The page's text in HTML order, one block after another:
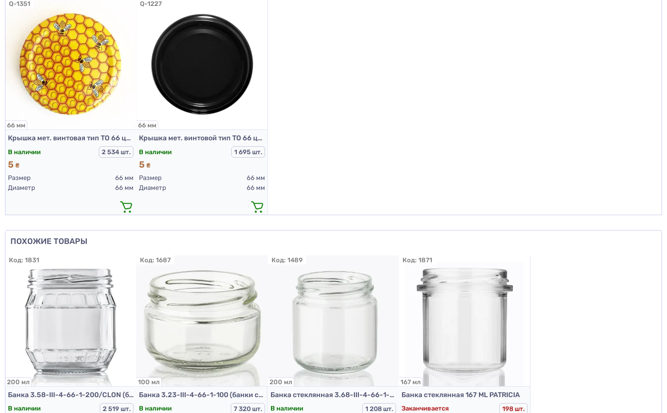
Q-1351
66 мм
Крышка мет. винтовая тип ТО 66 цвет Пчелка соты RTS PST
В наличии 2 534 шт.
5 ₴
Размер
66 мм
Диаметр
66 мм
Q-1227
66 мм
Крышка мет. винтовой тип ТО 66 цвет Черный RTS PST
В наличии 1 695 шт.
5₴
Размер
66 мм
Диаметр
66 мм
ПОХОЖИЕ ТОВАРЫ
Код: 1831
200 мл
Банка 3.58-III-4-66-1-200/CLON (банки стеклянные 200 мл)
В наличии 2 519 шт.
Код:1687
100 мл
Банка 3.23-III-4-66-1-100 (банки стеклянные 100 мл)
В наличии 7 320 шт.
Код: 1489
200 мл
Банка стеклянная 3.68-III-4-66-1-200 (банки стеклянные 200 мл)
В наличии 1 208 шт.
Код:1871
167 мл
Банка стеклянная 167 ML PATRICIA
Заканчивается 198 шт.